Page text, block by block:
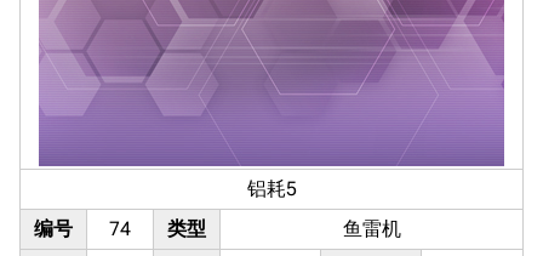
铝耗5
编号
74 类型 鱼雷机